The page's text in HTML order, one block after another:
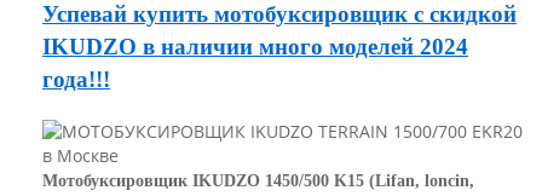
Успевай купить мотобуксировщик с скидкой
IKUDZO в наличии много моделей 2024
года!!!
Мотобуксировщик IKUDZO 1450/500 K15 (Lifan, loncin,